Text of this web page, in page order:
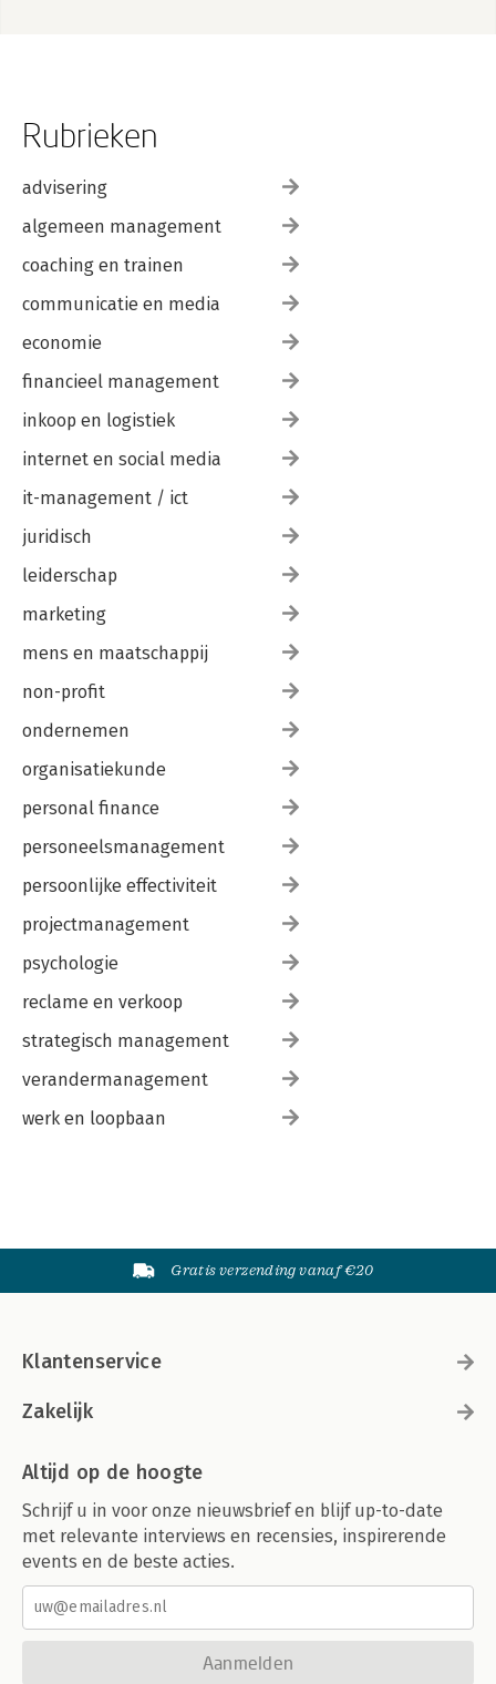
Rubrieken
advisering
algemeen management
coaching en trainen
communicatie en media
economie
financieel management
inkoop en logistiek
internet en social media
it-management / ict
juridisch
leiderschap
marketing
mens en maatschappij
non-profit
ondernemen
organisatiekunde
personal finance
personeelsmanagement
persoonlijke effectiviteit
projectmanagement
psychologie
reclame en verkoop
strategisch management
verandermanagement
werk en loopbaan
Gratis verzending vanaf €20
Klantenservice
Zakelijk
Altijd op de hoogte
Schrijf u in voor onze nieuwsbrief en blijf up-to-date
met relevante interviews en recensies, inspirerende
events en de beste acties.
Aanmelden